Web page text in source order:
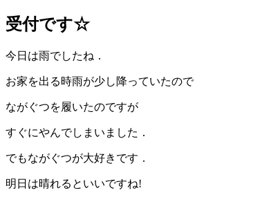
受付です☆
今日は雨でしたね．
お家を出る時雨が少し降っていたので
ながぐつを履いたのですが
すぐにやんでしまいました．
でもながぐつが大好きです．
明日は晴れるといいですね!